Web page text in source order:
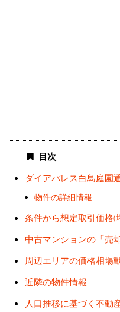
目次
ダイアパレス白鳥庭園
物件の詳細情報
条件から想定取引価格(
中古マンションの「売
周辺エリアの価格相場
近隣の物件情報
人口推移に基づく不動